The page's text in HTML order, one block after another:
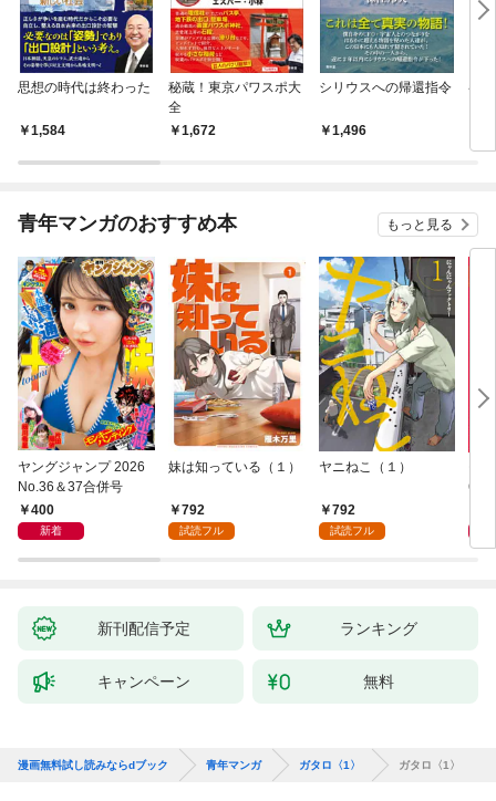
思想の時代は終わった
1,584
秘蔵！東京パワスポ大
全
1,672
シリウスへの帰還指令
1,496
参
青年マンガのおすすめ本 もっと見る
ヤングジャンプ 2026
No.36＆37合併号
400
新着
妹は知っている（１）
792
試読フル
ヤニねこ（１）
792
試読フル
6・
新刊配信予定 ランキング
キャンペーン 無料
漫画無料試し読みならdブック 青年マンガ ガタロ〈1〉 ガタロ〈1〉